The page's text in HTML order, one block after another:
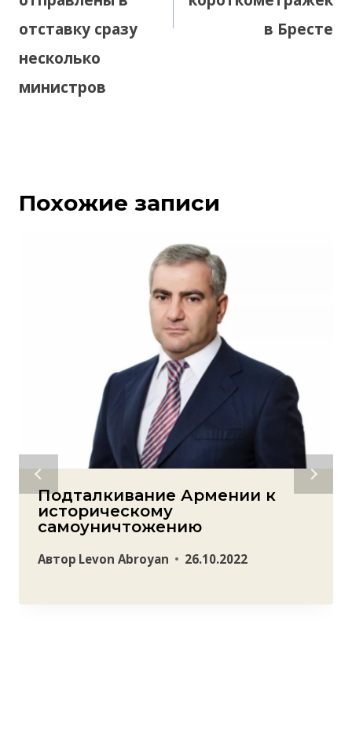
отставку сразу
несколько
министров
в Бресте
Похожие записи
Подталкивание Армении к
историческому
самоуничтожению
Автор Levon Abroyan 26.10.2022